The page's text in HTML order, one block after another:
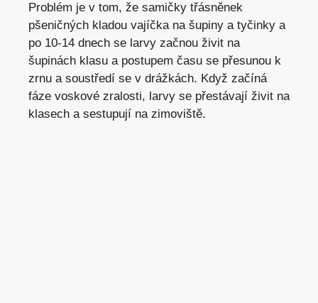
Problém je v tom, že samičky třásněnek
pšeničných kladou vajíčka na šupiny a tyčinky a
po 10-14 dnech se larvy začnou živit na
šupinách klasu a postupem času se přesunou k
zrnu a soustředí se v drážkách. Když začíná
fáze voskové zralosti, larvy se přestávají živit na
klasech a sestupují na zimoviště.